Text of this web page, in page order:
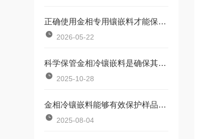
正确使用金相专用镶嵌料才能保障后续研磨与观察的准确性
2026-05-22
科学保管金相冷镶嵌料是确保其晶莹剔透的关键
2025-10-28
金相冷镶嵌料能够有效保护样品免受损伤确保实验结果的准确性
2025-08-04